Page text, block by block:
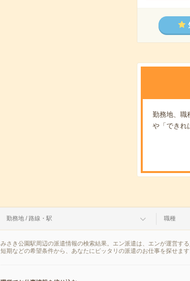
勤務地、職
や「できれ
勤務地 / 路線・駅 職種
みさき公園駅周辺の派遣情報の検索結果。エン派遣は、エンが運営す
短期などの希望条件から、あなたにピッタリの派遣のお仕事を探せます